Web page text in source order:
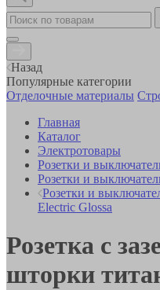
Назад
Популярные категории
Отделочные материалы
Главная
Каталог
Электротовары
Розетки и
Розетки и
Розетки и
Electric Glossa
Розетка с
шторки